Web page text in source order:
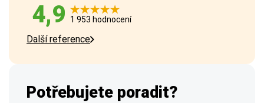
4,9 1 953 hodnocení
Další reference
Potřebujete poradit?